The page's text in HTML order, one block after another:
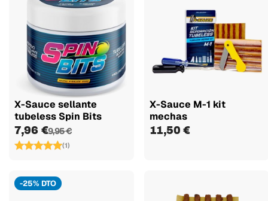
X-Sauce sellante
tubeless Spin Bits
7,96 €9,95 €
(1)
X-Sauce M-1 kit
mechas
11,50 €
-25% DTO